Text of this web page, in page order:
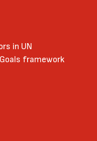
in UN
framework